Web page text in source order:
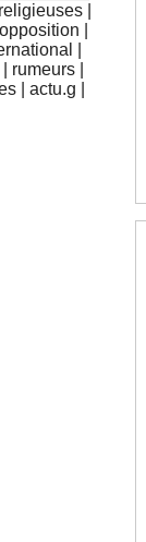
rumeurs
actu.g